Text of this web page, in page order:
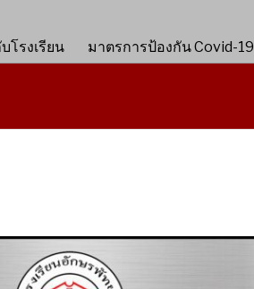
โรงเรียน มาตรการป้องกัน Covid-19